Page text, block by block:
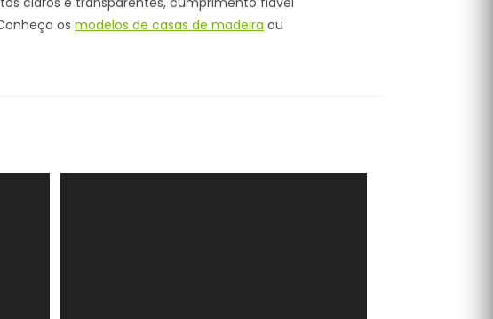
os modelos de casas de madeira ou